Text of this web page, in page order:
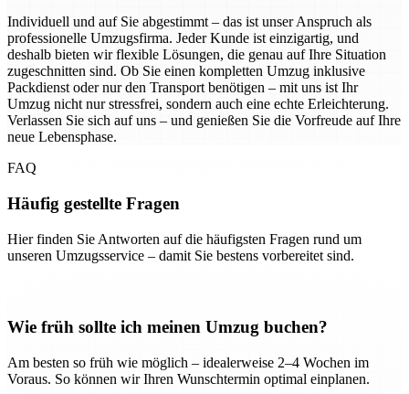
Individuell und auf Sie abgestimmt – das ist unser Anspruch als
professionelle Umzugsfirma. Jeder Kunde ist einzigartig, und
deshalb bieten wir flexible Lösungen, die genau auf Ihre Situation
zugeschnitten sind. Ob Sie einen kompletten Umzug inklusive
Packdienst oder nur den Transport benötigen – mit uns ist Ihr
Umzug nicht nur stressfrei, sondern auch eine echte Erleichterung.
Verlassen Sie sich auf uns – und genießen Sie die Vorfreude auf Ihre
neue Lebensphase.
FAQ
Häufig gestellte Fragen
Hier finden Sie Antworten auf die häufigsten Fragen rund um
unseren Umzugsservice – damit Sie bestens vorbereitet sind.
Wie früh sollte ich meinen Umzug buchen?
Am besten so früh wie möglich – idealerweise 2–4 Wochen im
Voraus. So können wir Ihren Wunschtermin optimal einplanen.